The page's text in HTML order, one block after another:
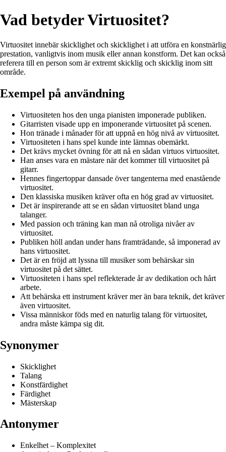
Vad betyder Virtuositet?
Virtuositet innebär skicklighet och skicklighet i att utföra en konstnärlig
prestation, vanligtvis inom musik eller annan konstform. Det kan också
referera till en person som är extremt skicklig och skicklig inom sitt
område.
Exempel på användning
Virtuositeten hos den unga pianisten imponerade publiken.
Gitarristen visade upp en imponerande virtuositet på scenen.
Hon tränade i månader för att uppnå en hög nivå av virtuositet.
Virtuositeten i hans spel kunde inte lämnas obemärkt.
Det krävs mycket övning för att nå en sådan virtuos virtuositet.
Han anses vara en mästare när det kommer till virtuositet på
gitarr.
Hennes fingertoppar dansade över tangenterna med enastående
virtuositet.
Den klassiska musiken kräver ofta en hög grad av virtuositet.
Det är inspirerande att se en sådan virtuositet bland unga
talanger.
Med passion och träning kan man nå otroliga nivåer av
virtuositet.
Publiken höll andan under hans framträdande, så imponerad av
hans virtuositet.
Det är en fröjd att lyssna till musiker som behärskar sin
virtuositet på det sättet.
Virtuositeten i hans spel reflekterade år av dedikation och hårt
arbete.
Att behärska ett instrument kräver mer än bara teknik, det kräver
även virtuositet.
Vissa människor föds med en naturlig talang för virtuositet,
andra måste kämpa sig dit.
Synonymer
Skicklighet
Talang
Konstfärdighet
Färdighet
Mästerskap
Antonymer
Enkelhet – Komplexitet